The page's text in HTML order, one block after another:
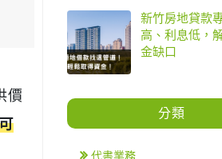
價
新竹房地貸款
高、利息低，
金缺口
分類
代書業務